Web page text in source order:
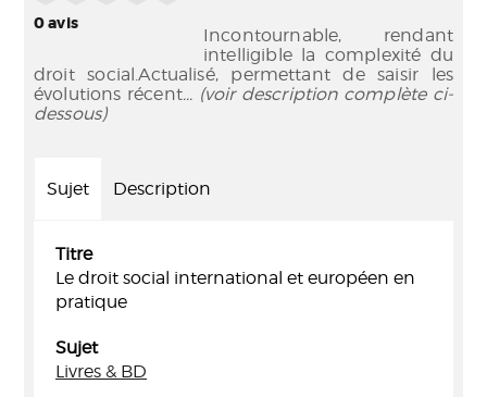
0avis
Incontournable, rendant
intelligible la complexité du
droit social.Actualisé, permettant de saisir les
évolutions récent... (voir description complète ci-
dessous)
Sujet Description
Titre
Le droit social international et européen en
pratique
Sujet
Livres & BD